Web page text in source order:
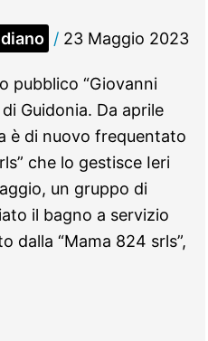
/ 23 Maggio 2023
pubblico “Giovanni
Guidonia. Da aprile
è di nuovo frequentato
che lo gestisce Ieri
un gruppo di
il bagno a servizio
dalla “Mama 824 srls”,